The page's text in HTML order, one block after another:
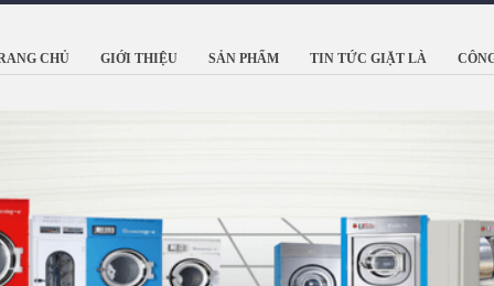
CHỦ GIỚI THIỆU SẢN PHẨM TIN TỨC GIẶT LÀ